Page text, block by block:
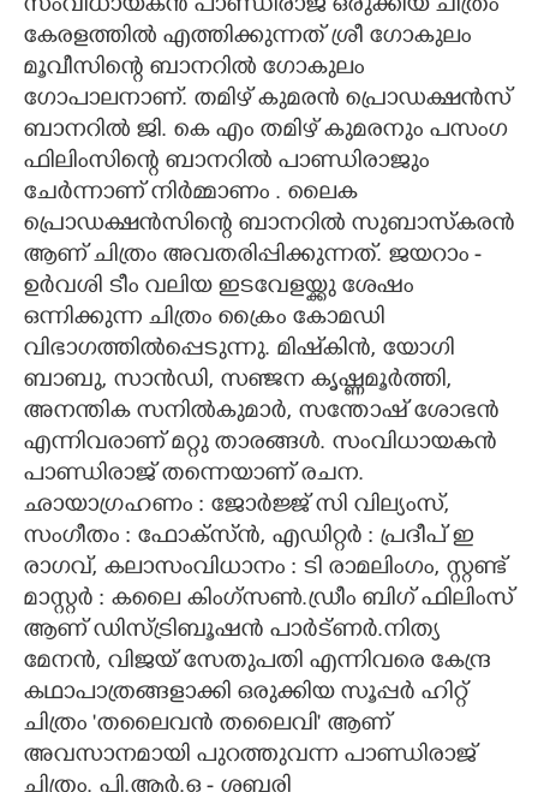
സംവിധായകൻ പാണ്ഡിരാജ്‌ ഒരുക്കിയ ചിത്രം
കേരളത്തിൽ എത്തിക്കുന്നത് ശ്രീ ഗോകുലം
മൂവീസിന്റെ ബാനറിൽ ഗോകുലം
ഗോപാലനാണ്. തമിഴ് കുമരൻ പ്രൊഡക്ഷൻസ്
ബാനറിൽ ജി. കെ എം തമിഴ് കുമരനും പസംഗ
ഫിലിംസിന്റെ ബാനറിൽ പാണ്ഡിരാജും
ചേർന്നാണ് നിർമ്മാണം . ലൈക
പ്രൊഡക്ഷൻസിന്റെ ബാനറിൽ സുബാസ്കരൻ
ആണ് ചിത്രം അവതരിപ്പിക്കുന്നത്. ജയറാം -
ഉർവശി ടീം വലിയ ഇടവേളയ്ക്കു ശേഷം
ഒന്നിക്കുന്ന ചിത്രം ക്രൈം കോമഡി
വിഭാഗത്തിൽപ്പെടുന്നു. മിഷ്‌കിൻ, യോഗി
ബാബു, സാൻഡി, സഞ്ജന കൃഷ്ണമൂർത്തി,
അനന്തിക സനിൽകുമാർ, സന്തോഷ് ശോഭൻ
എന്നിവരാണ് മറ്റു താരങ്ങൾ. സംവിധായകൻ
പാണ്ഡിരാജ്‌ തന്നെയാണ് രചന.
ഛായാഗ്രഹണം : ജോർജ്ജ് സി വില്യംസ്,
സംഗീതം : ഫോക്സ്ൻ, എഡിറ്റർ : പ്രദീപ് ഇ
രാഗവ്, കലാസംവിധാനം : ടി രാമലിംഗം, സ്റ്റണ്ട്
മാസ്റ്റർ : കലൈ കിംഗ്സൺ.ഡ്രീം ബിഗ് ഫിലിംസ്
ആണ് ഡിസ്ട്രിബൂഷൻ പാർട്ണർ.നിത്യ
മേനൻ, വിജയ് സേതുപതി എന്നിവരെ കേന്ദ്ര
കഥാപാത്രങ്ങളാക്കി ഒരുക്കിയ സൂപ്പർ ഹിറ്റ്
ചിത്രം 'തലൈവൻ തലൈവി' ആണ്
അവസാനമായി പുറത്തുവന്ന പാണ്ഡിരാജ്‌